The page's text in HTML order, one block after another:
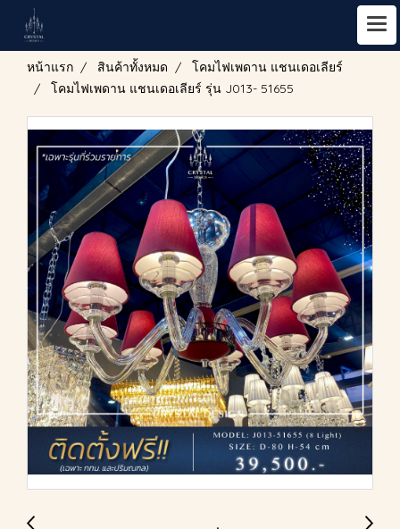
หน้าแรก สินค้าทั้งหมด
โคมไฟเพดาน แชนเดอเลียร์
โคมไฟเพดาน แชนเดอเลียร์ รุ่น J013- 51655